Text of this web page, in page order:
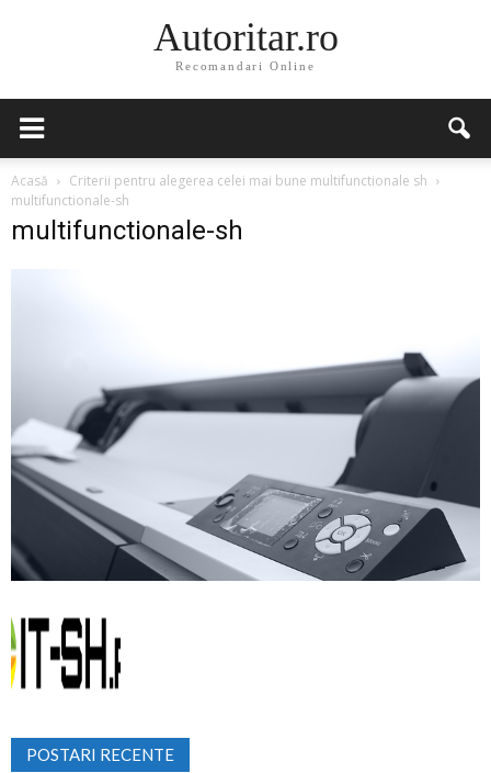
Autoritar.ro
Recomandari Online
Acasă
Criterii pentru alegerea celei mai bune multifunctionale sh
multifunctionale-sh
multifunctionale-sh
POSTARI RECENTE